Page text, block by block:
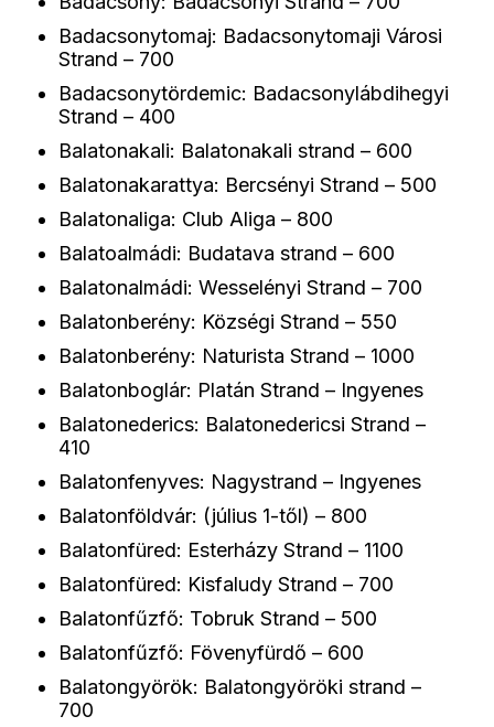
Badacsonytomaj: Badacsonytomaji Városi
Strand – 700
Badacsonytördemic: Badacsonylábdihegyi
Strand – 400
Balatonakali: Balatonakali strand – 600
Balatonakarattya: Bercsényi Strand – 500
Balatonaliga: Club Aliga – 800
Balatoalmádi: Budatava strand – 600
Balatonalmádi: Wesselényi Strand – 700
Balatonberény: Községi Strand – 550
Balatonberény: Naturista Strand – 1000
Balatonboglár: Platán Strand – Ingyenes
Balatonederics: Balatonedericsi Strand –
410
Balatonfenyves: Nagystrand – Ingyenes
Balatonföldvár: (július 1-től) – 800
Balatonfüred: Esterházy Strand – 1100
Balatonfüred: Kisfaludy Strand – 700
Balatonfűzfő: Tobruk Strand – 500
Balatonfűzfő: Fövenyfürdő – 600
Balatongyörök: Balatongyöröki strand –
700